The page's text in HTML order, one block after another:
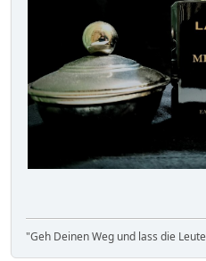
"Geh Deinen Weg und lass die